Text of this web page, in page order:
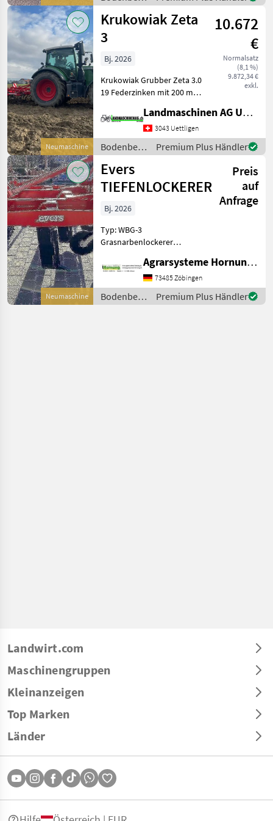
most 500.000 Ft k
/ Sonstige
Neumaschine
Krukowiak Zeta
3
10.672
€
Normalsatz
(8,1 %)
9.872,34 €
exkl.
Bj. 2026
Krukowiak Grubber Zeta 3.0
19 Federzinken mit 200 mm
Überschnitt Ausgerüstet
mit Rohrstabwalze und
Nachstriegel, Warntafeln
und Beleuchtungsa
Landmaschinen AG Uettligen
3043 Uettligen
Bodenbearbeitung
/
Krukowiak
Premium Plus Händler
Neumaschine
Evers
TIEFENLOCKERER
Preis
auf
Anfrage
Bj. 2026
Typ: WBG-3
Grasnarbenlockerer
3 Zinken / Strichabstand 90
Transportbreite 252 cm
Rahmenhöhe 75 cm
Agrarsysteme Hornung GmbH & Co. KG
73485 Zöbingen
Bodenbearbeitung
/ Evers
Premium Plus Händler
Landwirt.com
Maschinengruppen
Kleinanzeigen
Top Marken
Länder